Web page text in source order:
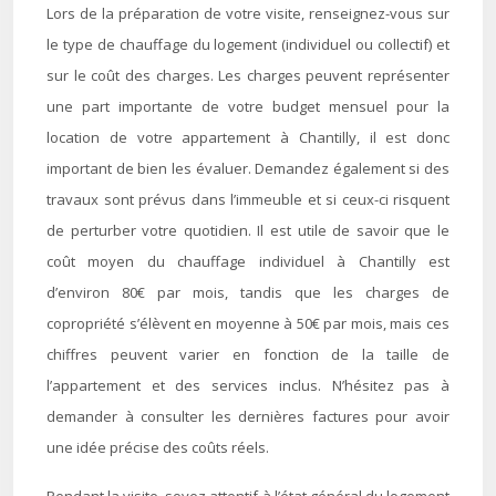
Lors de la préparation de votre visite, renseignez-vous sur
le type de chauffage du logement (individuel ou collectif) et
sur le coût des charges. Les charges peuvent représenter
une part importante de votre budget mensuel pour la
location de votre appartement à Chantilly, il est donc
important de bien les évaluer. Demandez également si des
travaux sont prévus dans l’immeuble et si ceux-ci risquent
de perturber votre quotidien. Il est utile de savoir que le
coût moyen du chauffage individuel à Chantilly est
d’environ 80€ par mois, tandis que les charges de
copropriété s’élèvent en moyenne à 50€ par mois, mais ces
chiffres peuvent varier en fonction de la taille de
l’appartement et des services inclus. N’hésitez pas à
demander à consulter les dernières factures pour avoir
une idée précise des coûts réels.